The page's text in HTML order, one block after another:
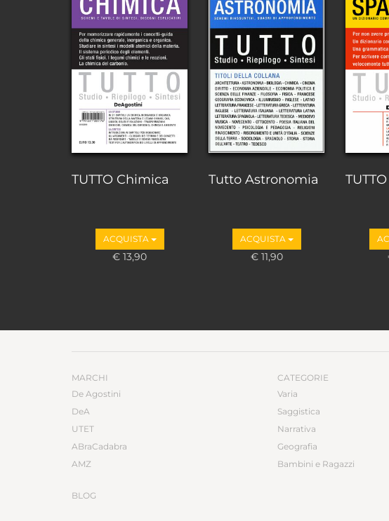
TUTTO Chimica
ACQUISTA
€ 13,90
Tutto Astronomia
ACQUISTA
€ 11,90
MARCHI
De Agostini
DeA
UTET
ABraCadabra
AMZ
BLOG
CATEGORIE
Varia
Saggistica
Narrativa
Geografia
Bambini e Ragazzi